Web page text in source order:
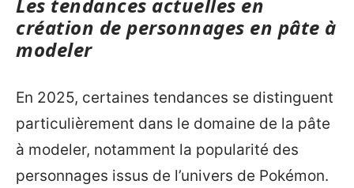
création de personnages en pâte à
modeler
En 2025, certaines tendances se distinguent
particulièrement dans le domaine de la pâte
à modeler, notamment la popularité des
personnages issus de l’univers de Pokémon.